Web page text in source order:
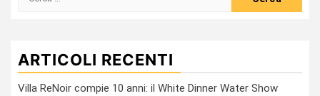
ARTICOLI RECENTI
Villa ReNoir compie 10 anni: il White Dinner Water Show